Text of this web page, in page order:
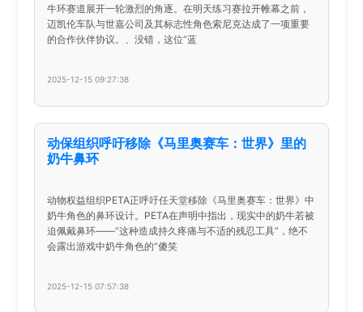
牛环赛道展开一轮激烈的角逐。在明天练习赛拉开帷幕之前，
迈凯伦车队与世嘉公司及其标志性角色索尼克达成了一项重要
的合作伙伴协议。、没错，这位“蓝
2025-12-15 09:27:38
动保组织呼吁移除《马里奥赛车：世界》里的
奶牛鼻环
动物权益组织PETA正呼吁任天堂移除《马里奥赛车：世界》中
奶牛角色的鼻环设计。PETA在声明中指出，现实中的奶牛若被
迫佩戴鼻环——“这种造成持久疼痛与不适的残忍工具”，绝不
会露出游戏中奶牛角色的“傻笑
2025-12-15 07:57:38